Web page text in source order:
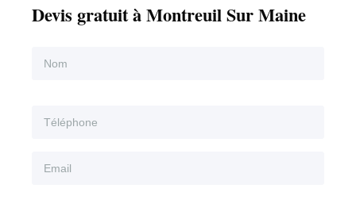
Devis gratuit à Montreuil Sur Maine